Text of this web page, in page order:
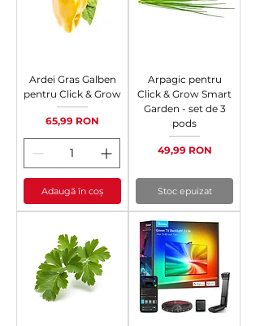
Ardei Gras Galben
pentru Click & Grow
Preț
65,99 RON
Adaugă în coș
Arpagic pentru
Click & Grow Smart
Garden - set de 3
pods
Preț
49,99 RON
Stoc epuizat